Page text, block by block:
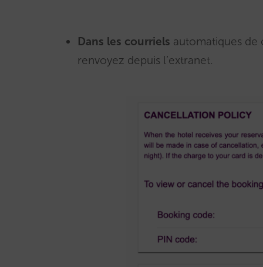
Dans les courriels automatiques de
renvoyez depuis l’extranet.